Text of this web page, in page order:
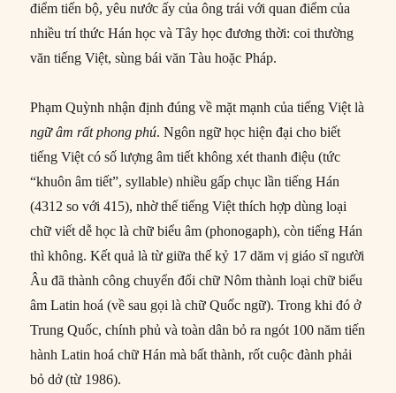
điểm tiến bộ, yêu nước ấy của ông trái với quan điểm của
nhiều trí thức Hán học và Tây học đương thời: coi thường
văn tiếng Việt, sùng bái văn Tàu hoặc Pháp.
Phạm Quỳnh nhận định đúng về mặt mạnh của tiếng Việt là
ngữ âmrấtphong phú. Ngôn ngữ học hiện đại cho biết
tiếng Việt có số lượng âm tiết không xét thanh điệu (tức
“khuôn âm tiết”, syllable) nhiều gấp chục lần tiếng Hán
(4312 so với 415), nhờ thế tiếng Việt thích hợp dùng loại
chữ viết dễ học là chữ biểu âm (phonogaph), còn tiếng Hán
thì không. Kết quả là từ giữa thế kỷ 17 dăm vị giáo sĩ người
Âu đã thành công chuyển đổi chữ Nôm thành loại chữ biểu
âm Latin hoá (về sau gọi là chữ Quốc ngữ). Trong khi đó ở
Trung Quốc, chính phủ và toàn dân bỏ ra ngót 100 năm tiến
hành Latin hoá chữ Hán mà bất thành, rốt cuộc đành phải
bỏ dở (từ 1986).